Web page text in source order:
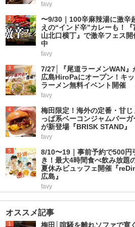
favy
2
〜9/30｜100辛麻辣湯に激辛
えの“インド辛”カレーも！『
山北口横丁』で激辛フェス開
中
favy
3
7/27│『尾道ラーメンWAN』
広島HiroPaにオープン！キ
ラーメン無料イベント開催
favy
4
梅田限定！海外の定番・甘じ
っぱ系ベーコンジャムバーガ
が新登場『BRISK STAND』
favy
5
8/10〜19｜事前予約で500円
き！最大4時間食べ飲み放題
夏休みビュッフェ開催『
広島』
favy
オススメ記事
1 梅田│喧騒を離れソファで寛